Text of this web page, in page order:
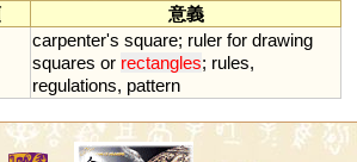
意義
carpenter's square; ruler for drawing
squares or rectangles; rules,
regulations, pattern